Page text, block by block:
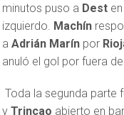
minutos puso a Dest
izquierdo. Machín
aAdrián Marín por
anuló el gol por fuera
Toda la segunda parte
yTrincao abierto en